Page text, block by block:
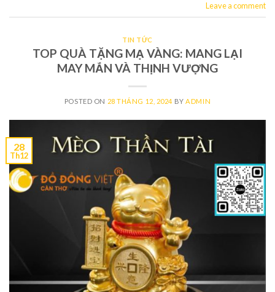
Leave a comment
TIN TỨC
TOP QUÀ TẶNG MẠ VÀNG: MANG LẠI
MAY MẮN VÀ THỊNH VƯỢNG
POSTED ON 28 THÁNG 12, 2024 BYADMIN
28
Th12